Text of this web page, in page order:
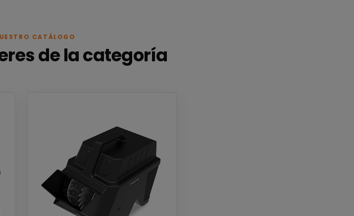
CATÁLOGO
de la categoría